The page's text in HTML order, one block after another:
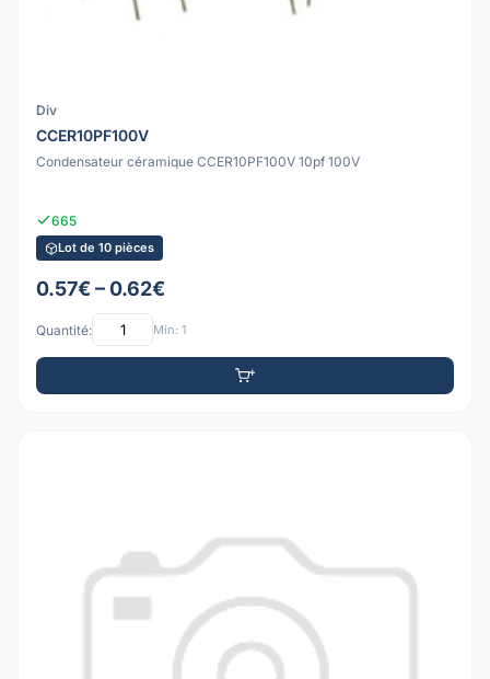
Div
CCER10PF100V
Condensateur céramique CCER10PF100V 10pf 100V
665
Lot de 10 pièces
0.57€ – 0.62€
Quantité: Min: 1